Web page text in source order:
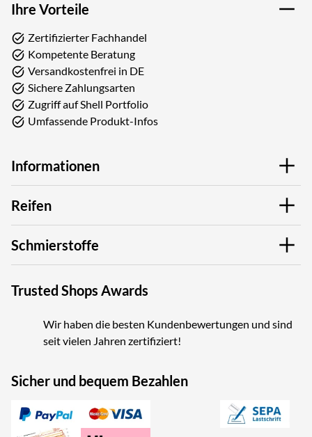
Ihre Vorteile
Zertifizierter Fachhandel
Kompetente Beratung
Versandkostenfrei in DE
Sichere Zahlungsarten
Zugriff auf Shell Portfolio
Umfassende Produkt-Infos
Informationen
Reifen
Schmierstoffe
Trusted Shops Awards
Wir haben die besten Kundenbewertungen und sind
seit vielen Jahren zertifiziert!
Sicher und bequem Bezahlen